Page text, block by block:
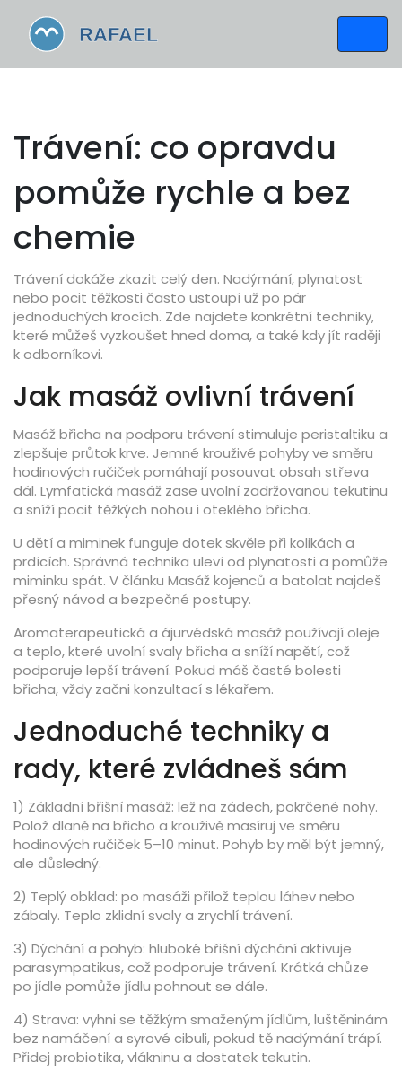
Trávení: co opravdu
pomůže rychle a bez
chemie
Trávení dokáže zkazit celý den. Nadýmání, plynatost
nebo pocit těžkosti často ustoupí už po pár
jednoduchých krocích. Zde najdete konkrétní techniky,
které můžeš vyzkoušet hned doma, a také kdy jít raději
k odborníkovi.
Jak masáž ovlivní trávení
Masáž břicha na podporu trávení stimuluje peristaltiku a
zlepšuje průtok krve. Jemné krouživé pohyby ve směru
hodinových ručiček pomáhají posouvat obsah střeva
dál. Lymfatická masáž zase uvolní zadržovanou tekutinu
a sníží pocit těžkých nohou i oteklého břicha.
U dětí a miminek funguje dotek skvěle při kolikách a
prdících. Správná technika uleví od plynatosti a pomůže
miminku spát. V článku Masáž kojenců a batolat najdeš
přesný návod a bezpečné postupy.
Aromaterapeutická a ájurvédská masáž používají oleje
a teplo, které uvolní svaly břicha a sníží napětí, což
podporuje lepší trávení. Pokud máš časté bolesti
břicha, vždy začni konzultací s lékařem.
Jednoduché techniky a
rady, které zvládneš sám
1) Základní břišní masáž: lež na zádech, pokrčené nohy.
Polož dlaně na břicho a krouživě masíruj ve směru
hodinových ručiček 5–10 minut. Pohyb by měl být jemný,
ale důsledný.
2) Teplý obklad: po masáži přilož teplou láhev nebo
zábaly. Teplo zklidní svaly a zrychlí trávení.
3) Dýchání a pohyb: hluboké břišní dýchání aktivuje
parasympatikus, což podporuje trávení. Krátká chůze
po jídle pomůže jídlu pohnout se dále.
4) Strava: vyhni se těžkým smaženým jídlům, luštěninám
bez namáčení a syrové cibuli, pokud tě nadýmání trápí.
Přidej probiotika, vlákninu a dostatek tekutin.